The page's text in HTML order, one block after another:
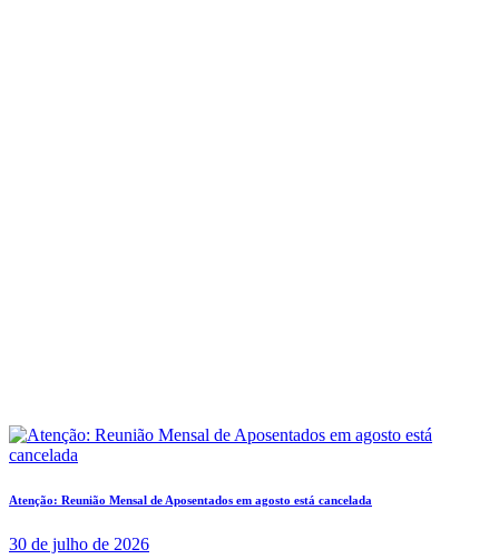
Atenção: Reunião Mensal de Aposentados em agosto está cancelada
30 de julho de 2026